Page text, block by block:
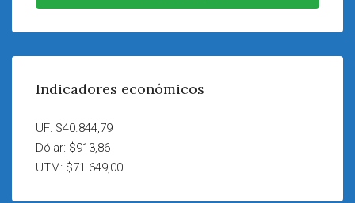
Indicadores económicos
UF: $40.844,79
Dólar: $913,86
UTM: $71.649,00